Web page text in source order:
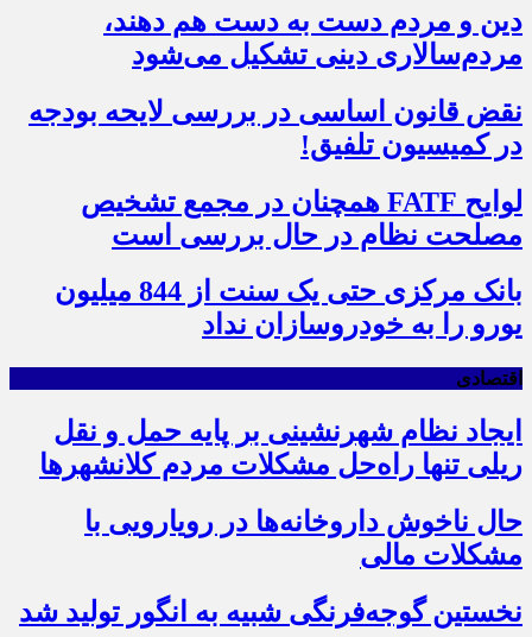
دین و مردم دست به‌ دست هم دهند،
مردم‌سالاری دینی تشکیل می‌شود
نقض قانون اساسی در بررسی لایحه بودجه
در کمیسیون تلفیق!
لوایح FATF همچنان در مجمع تشخیص
مصلحت نظام در حال بررسی است
بانک مرکزی حتی یک سنت از 844 میلیون
یورو را به خودروسازان نداد
اقتصادی
ایجاد نظام شهرنشینی بر پایه حمل و نقل
ریلی تنها راه‌حل مشکلات مردم کلانشهرها
حال ناخوش داروخانه‌ها در رویارویی با
مشکلات مالی
نخستین گوجه‌فرنگی شبیه به انگور تولید شد